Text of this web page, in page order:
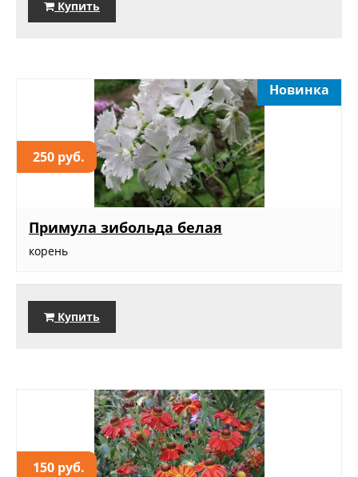
Купить
250 руб.
Новинка
Примула зибольда белая
корень
Купить
150 руб.